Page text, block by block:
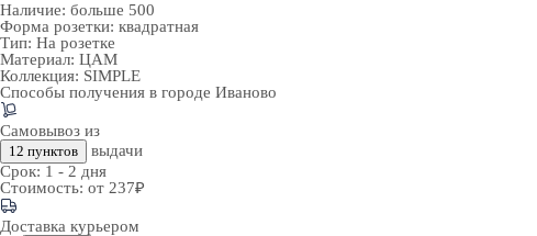
Наличие: больше 500
Форма розетки: квадратная
Тип: На розетке
Материал: ЦАМ
Коллекция: SIMPLE
Способы получения в городе Иваново
Самовывоз из
12 пунктов
выдачи
Срок: 1 - 2 дня
Стоимость: от 237₽
Доставка курьером